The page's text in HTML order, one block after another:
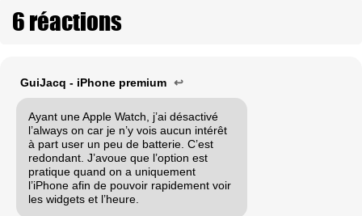
6 réactions
GuiJacq - iPhone premium ↩
Ayant une Apple Watch, j’ai désactivé
l’always on car je n’y vois aucun intérêt
à part user un peu de batterie. C’est
redondant. J’avoue que l’option est
pratique quand on a uniquement
l’iPhone afin de pouvoir rapidement voir
les widgets et l’heure.